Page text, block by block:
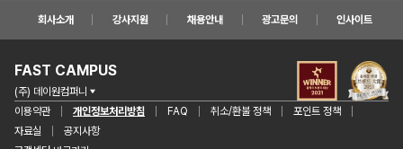
회사소개 강사지원 채용안내 광고문의 인사이트
FAST CAMPUS
(주) 데이원컴퍼니
이용약관
개인정보처리방침 FAQ 취소/환불 정책
포인트 정책
자료실
공지사항